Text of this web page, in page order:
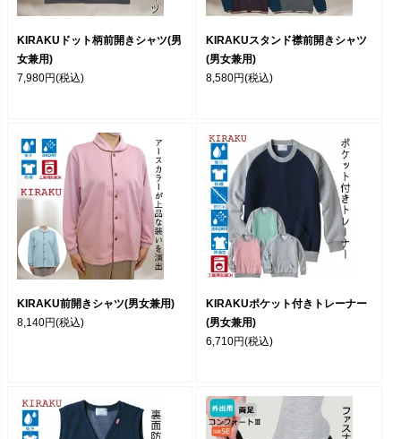
KIRAKUドット柄前開きシャツ(男
女兼用)
7,980円(税込)
KIRAKUスタンド襟前開きシャツ
(男女兼用)
8,580円(税込)
KIRAKU前開きシャツ(男女兼用)
8,140円(税込)
KIRAKUポケット付きトレーナー
(男女兼用)
6,710円(税込)